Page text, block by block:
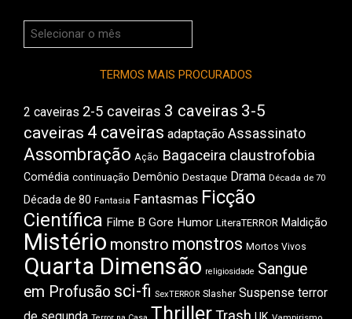
Arquivos
TERMOS MAIS PROCURADOS
2 caveiras 2-5 caveiras 3 caveiras 3-5
caveiras 4 caveiras adaptação Assassinato
Assombração Ação Bagaceira claustrofobia
Comédia continuação Demônio Destaque Drama Década de 70
Década de 80 Fantasia Fantasmas Ficção
Científica Filme B Gore Humor LiteraTERROR Maldição
Mistério monstro monstros Mortos Vivos
Quarta Dimensão religiosidade Sangue
em Profusão sci-fi SexTERROR Slasher Suspense terror
de segunda
ThrillerTrash